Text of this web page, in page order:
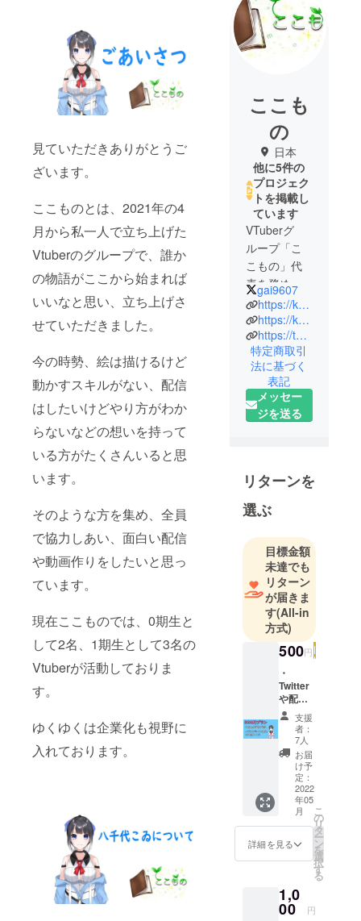
見ていただきありがとうご
ざいます。
ここものとは、2021年の4
月から私一人で立ち上げた
Vtuberのグループで、誰か
の物語がここから始まれば
いいなと思い、立ち上げさ
せていただきました。
今の時勢、絵は描けるけど
動かすスキルがない、配信
はしたいけどやり方がわか
らないなどの想いを持って
いる方がたくさんいると思
います。
そのような方を集め、全員
で協力しあい、面白い配信
や動画作りをしたいと思っ
ています。
現在ここものでは、0期生と
して2名、1期生として3名の
Vtuberが活動しておりま
す。
ゆくゆくは企業化も視野に
入れております。
ここも
の
日本
他に5件の
プロジェク
トを掲載し
ています
VTuberグ
ループ「こ
こもの」代
表を務めさ
せていただ
いておりま
す。
gai9607
https://kokomonojp.wordpress.com/
https://kokomono.booth.pm/
https://twitter.com/kokomonoo
特定商取引
法に基づく
表記
メッセー
ジを送る
リターンを
選ぶ
目標金額
未達でも
リターン
が届きま
す(All-in
方式)
500円
・
Twitter
や配信
でお礼
・八千
代こゐ
がラー
メンか
抹茶の
何かを
摂取し
て喜ぶ
支援
者：
7人
お届
け予
定：
2022
年05
月
詳細を見る
こ
の
リ
タ
ー
ン
を
選
択
す
る
1,0
00 円